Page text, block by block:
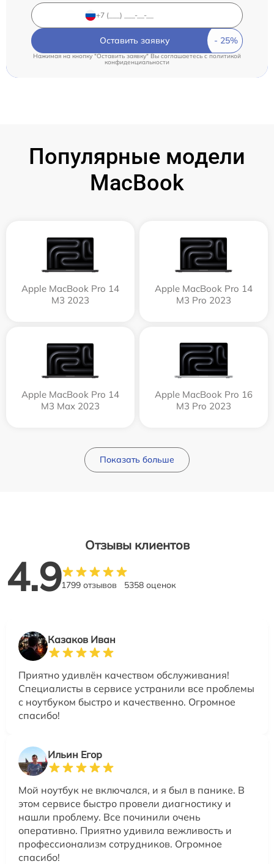
Оставить заявку
Нажимая на кнопку "Оставить заявку" Вы соглашаетесь cполитикой
конфиденциальности
Популярные модели
MacBook
Apple MacBook Pro 14
M3 2023
Apple MacBook Pro 14
M3 Pro 2023
Apple MacBook Pro 14
M3 Max 2023
Apple MacBook Pro 16
M3 Pro 2023
Показать больше
Отзывы клиентов
4.91799 отзывов 5358 оценок
Казаков Иван
Приятно удивлён качеством обслуживания!
Специалисты в сервисе устранили все проблемы
с ноутбуком быстро и качественно. Огромное
спасибо!
Ильин Егор
Мой ноутбук не включался, и я был в панике. В
этом сервисе быстро провели диагностику и
нашли проблему. Все починили очень
оперативно. Приятно удивила вежливость и
профессионализм сотрудников. Огромное
спасибо!